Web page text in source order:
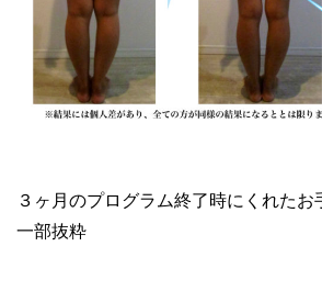
３ヶ月のプログラム終了時にくれたお
一部抜粋